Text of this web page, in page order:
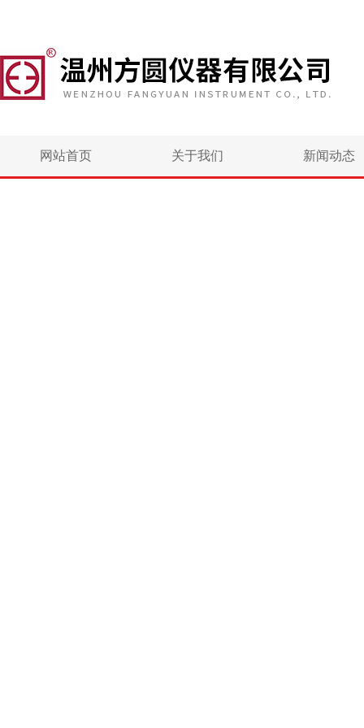
网站首页 关于我们 新闻动态